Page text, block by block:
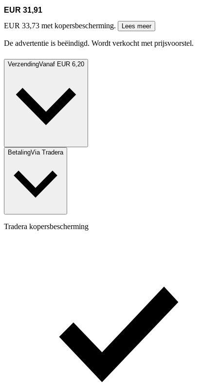
EUR 31,91
EUR 33,73 met kopersbescherming.
Lees meer
De advertentie is beëindigd. Wordt verkocht met prijsvoorstel.
VerzendingVanaf EUR 6,20
BetalingVia Tradera
Tradera kopersbescherming